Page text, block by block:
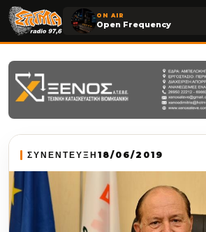
ON AIR
Open Frequency
ΣΥΝΕΝΤΕΥΞΗ 18/06/2019